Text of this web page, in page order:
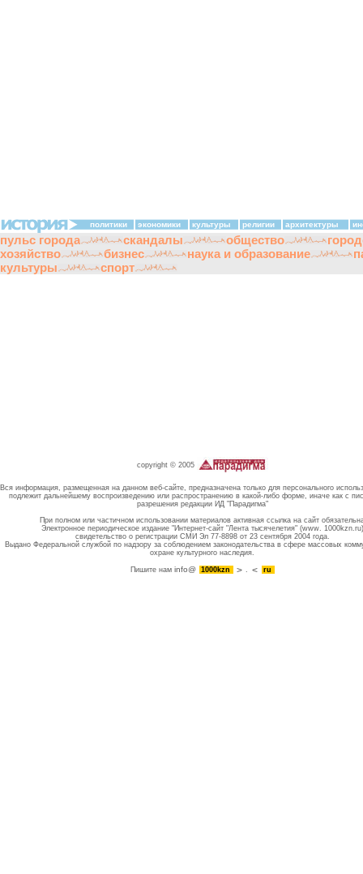
политики экономики культуры религии архитектуры
пульс города скандалы общество
хозяйство
бизнес наука и образование
культуры
спорт
copyright © 2005
Вся информация, размещенная на данном веб-сайте, предназначена только для персонального
подлежит дальнейшему воспроизведению или распространению в какой-либо форме, иначе как с
разрешения редакции ИД "Парадигма"
При полном или частичном использовании материалов активная ссылка на сайт
Электронное периодическое издание "Интернет-сайт "Лента тысячелетия" (www. 1000kzn.ru)
свидетельство о регистрации СМИ Эл 77-8898 от 23 сентября 2004 года.
Выдано Федеральной службой по надзору за соблюдением законодательства в сфере массовых
охране культурного наследия.
Пишите намinfo@ 1000kzn . ru